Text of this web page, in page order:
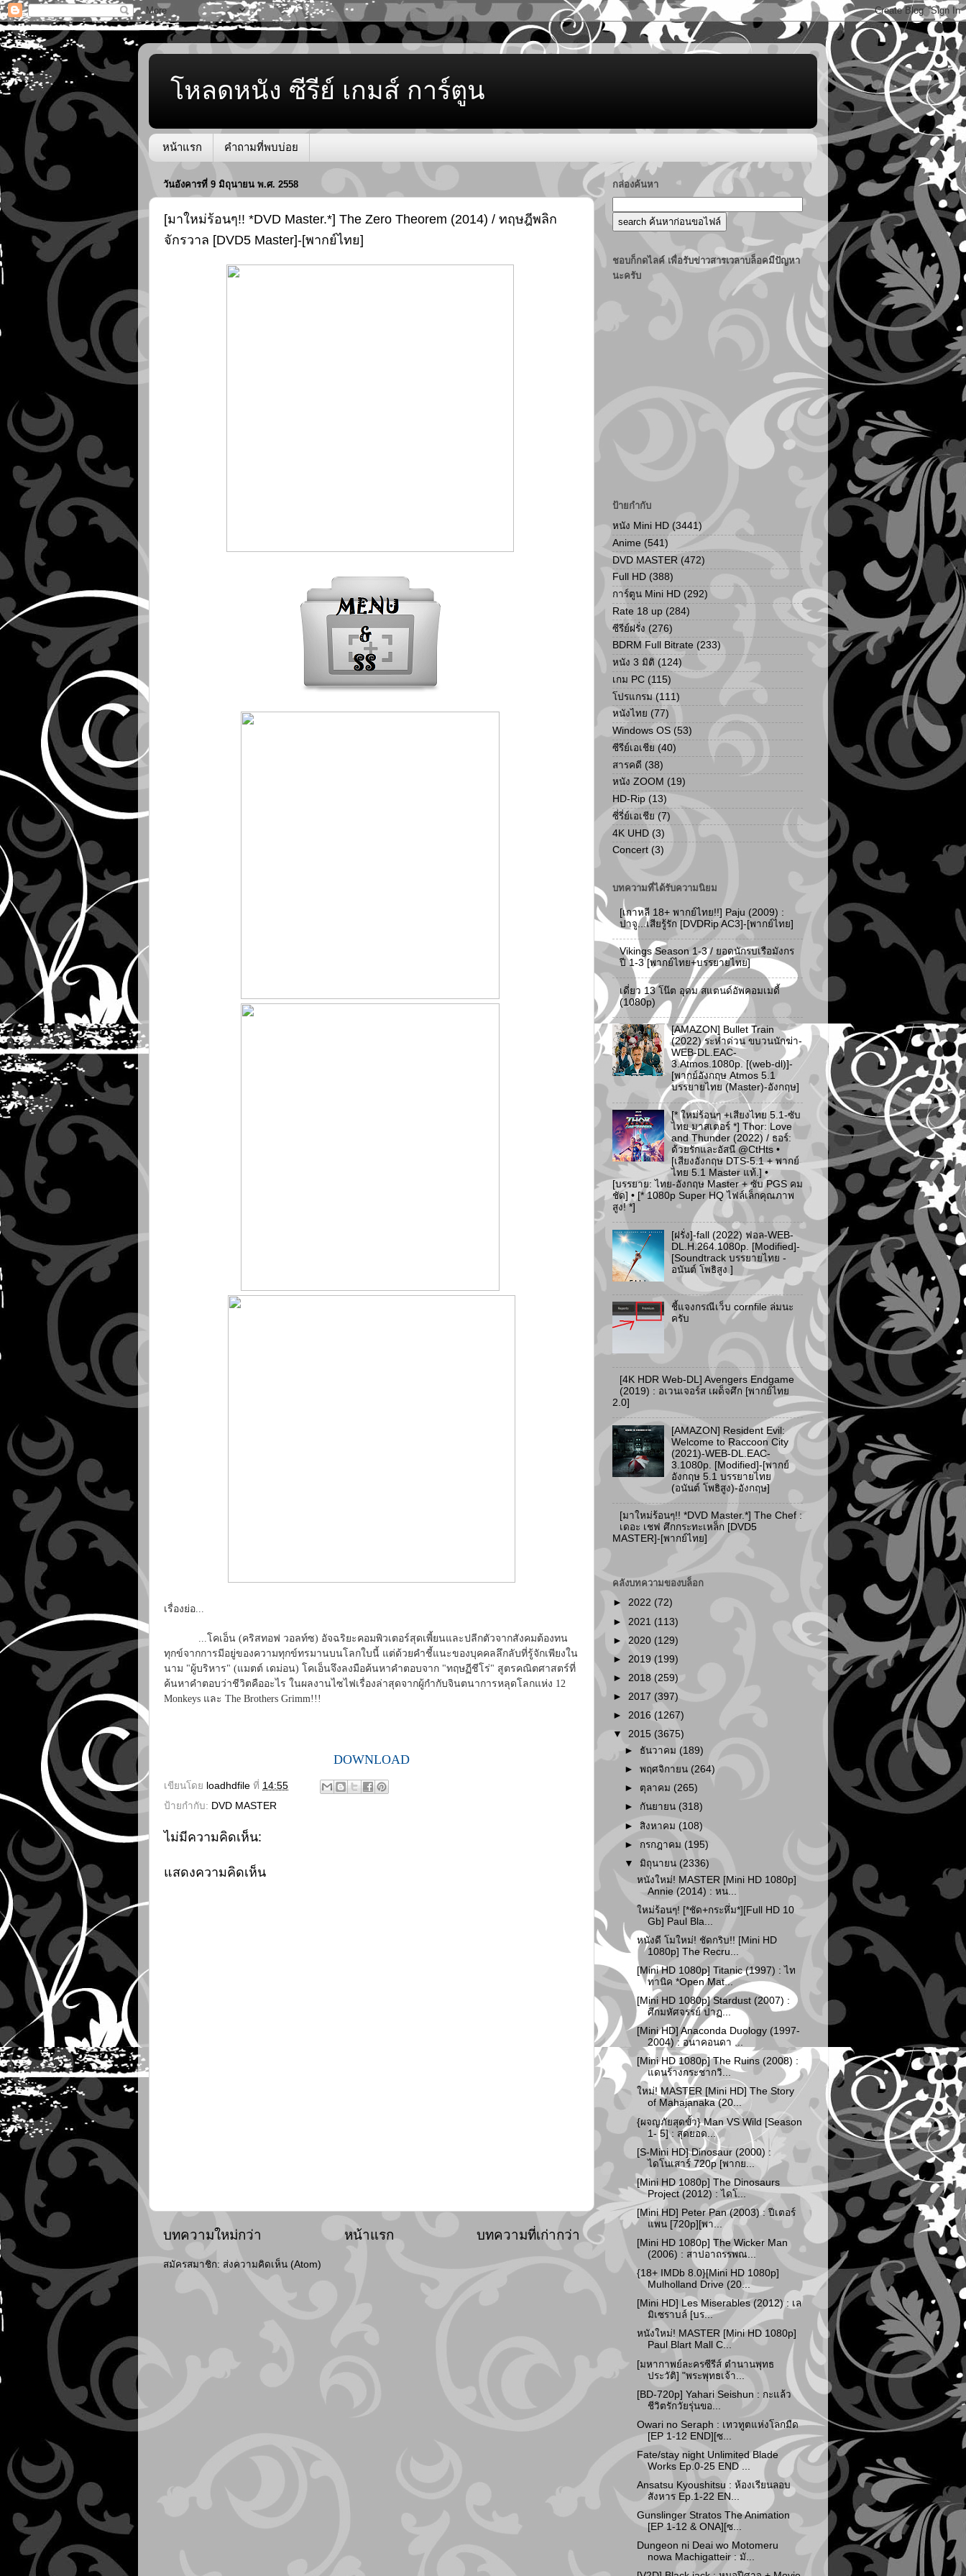
โหลดหนัง ซีรีย์ เกมส์ การ์ตูน
หน้าแรก คำถามที่พบบ่อย
วันอังคารที่ 9 มิถุนายน พ.ศ. 2558
[มาใหม่ร้อนๆ!! *DVD Master.*] The Zero Theorem (2014) / ทฤษฎีพลิก
จักรวาล [DVD5 Master]-[พากย์ไทย]
เรื่องย่อ...
...โคเอ็น (คริสทอฟ วอลท์ซ) อัจฉริยะคอมพิวเตอร์สุดเพี้ยนและปลีกตัวจากสังคมต้องทน
ทุกข์จากการมีอยู่ของความทุกข์ทรมานบนโลกใบนี้ แต่ด้วยคำชี้แนะของบุคคลลึกลับที่รู้จักเพียงใน
นาม "ผู้บริหาร" (แมตต์ เดม่อน) โคเอ็นจึงลงมือค้นหาคำตอบจาก "ทฤษฏีชีโร่" สูตรคณิตศาสตร์ที่
ค้นหาคำตอบว่าชีวิตคืออะไร ในผลงานไซไฟเรื่องล่าสุดจากผู้กำกับจินตนาการหลุดโลกแห่ง 12
Monkeys และ The Brothers Grimm!!!
DOWNLOAD
เขียนโดย loadhdfile ที่ 14:55
ป้ายกำกับ: DVD MASTER
ไม่มีความคิดเห็น:
แสดงความคิดเห็น
บทความใหม่กว่า บทความที่เก่ากว่า
หน้าแรก
สมัครสมาชิก: ส่งความคิดเห็น (Atom)
กล่องค้นหา
ชอบก็กดไลค์ เพื่อรับข่าวสารเวลาบล็อคมีปัญหา
นะครับ
ป้ายกำกับ
หนัง Mini HD (3441)
Anime (541)
DVD MASTER (472)
Full HD (388)
การ์ตูน Mini HD (292)
Rate 18 up (284)
ซีรีย์ฝรั่ง (276)
BDRM Full Bitrate (233)
หนัง 3 มิติ (124)
เกม PC (115)
โปรแกรม (111)
หนังไทย (77)
Windows OS (53)
ซีรีย์เอเชีย (40)
สารคดี (38)
หนัง ZOOM (19)
HD-Rip (13)
ซี่รี่ย์เอเชีย (7)
4K UHD (3)
Concert (3)
บทความที่ได้รับความนิยม
[เกาหลี 18+ พากย์ไทย!!] Paju (2009) :
ปาจู...เสียรู้รัก [DVDRip AC3]-[พากย์ไทย]
Vikings Season 1-3 / ยอดนักรบเรือมังกร
ปี 1-3 [พากย์ไทย+บรรยายไทย]
เดี่ยว 13 โน๊ต อุดม สแตนด์อัพคอมเมดี้
(1080p)
[AMAZON] Bullet Train
(2022) ระห่ำด่วน ขบวนนักฆ่า-
WEB-DL.EAC-
3.Atmos.1080p. [(web-dl)]-
[พากย์อังกฤษ Atmos 5.1
บรรยายไทย (Master)-อังกฤษ]
[* ใหม่ร้อนๆ +เสียงไทย 5.1-ซับ
ไทย มาสเตอร์ *] Thor: Love
and Thunder (2022) / ธอร์:
ด้วยรักและอัสนี @CtHts •
[เสียงอังกฤษ DTS-5.1 + พากย์
ไทย 5.1 Master แท้.] •
[บรรยาย: ไทย-อังกฤษ Master + ซับ PGS คม
ชัด] • [* 1080p Super HQ ไฟล์เล็กคุณภาพ
สูง! *]
[ฝรั่ง]-fall (2022) ฟอล-WEB-
DL.H.264.1080p. [Modified]-
[Soundtrack บรรยายไทย -
อนันต์ โพธิสูง ]
ชี้แจงกรณีเว็บ cornfile ล่มนะ
ครับ
[4K HDR Web-DL] Avengers Endgame
(2019) : อเวนเจอร์ส เผด็จศึก [พากย์ไทย
2.0]
[AMAZON] Resident Evil:
Welcome to Raccoon City
(2021)-WEB-DL.EAC-
3.1080p. [Modified]-[พากย์
อังกฤษ 5.1 บรรยายไทย
(อนันต์ โพธิสูง)-อังกฤษ]
[มาใหม่ร้อนๆ!! *DVD Master.*] The Chef :
เดอะ เชฟ ศึกกระทะเหล็ก [DVD5
MASTER]-[พากย์ไทย]
คลังบทความของบล็อก
► 2022 (72)
► 2021 (113)
► 2020 (129)
► 2019 (199)
► 2018 (259)
► 2017 (397)
► 2016 (1267)
▼ 2015 (3675)
► ธันวาคม(189)
►พฤศจิกายน (264)
► ตุลาคม (265)
► กันยายน (318)
►สิงหาคม (108)
►กรกฎาคม (195)
▼มิถุนายน (2336)
หนังใหม่! MASTER [Mini HD 1080p]
Annie (2014) : หน...
ใหม่ร้อนๆ! [*ชัด+กระหึ่ม*][Full HD 10
Gb] Paul Bla...
หนังดี โมใหม่! ชัดกริบ!! [Mini HD
1080p] The Recru...
[Mini HD 1080p] Titanic (1997) : ไท
ทานิค *Open Mat...
[Mini HD 1080p] Stardust (2007) :
ศึกมหัศจรรย์ ปาฏ...
[Mini HD] Anaconda Duology (1997-
2004) : อนาคอนดา ...
[Mini HD 1080p] The Ruins (2008) :
แดนร้างกระชากวิ...
ใหม่! MASTER [Mini HD] The Story
of Mahajanaka (20...
{ผจญภัยสุดขั้ว} Man VS Wild [Season
1- 5] : สุดยอด...
[S-Mini HD] Dinosaur (2000) :
ไดโนเสาร์ 720p [พากย...
[Mini HD 1080p] The Dinosaurs
Project (2012) : ไดโ...
[Mini HD] Peter Pan (2003) : ปีเตอร์
แพน [720p][พา...
[Mini HD 1080p] The Wicker Man
(2006) : สาปอาถรรพณ...
{18+ IMDb 8.0}[Mini HD 1080p]
Mulholland Drive (20...
[Mini HD] Les Miserables (2012) : เล
มิเซราบล์ [บร...
หนังใหม่! MASTER [Mini HD 1080p]
Paul Blart Mall C...
[มหากาพย์ละครซีรีส์ ตำนานพุทธ
ประวัติ] "พระพุทธเจ้า...
[BD-720p] Yahari Seishun : กะแล้ว
ชีวิตรักวัยรุ่นขอ...
Owari no Seraph : เทวทูตแห่งโลกมืด
[EP 1-12 END][ซ...
Fate/stay night Unlimited Blade
Works Ep.0-25 END ...
Ansatsu Kyoushitsu : ห้องเรียนลอบ
สังหาร Ep.1-22 EN...
Gunslinger Stratos The Animation
[EP 1-12 & ONA][ซ...
Dungeon ni Deai wo Motomeru
nowa Machigatteir : มั...